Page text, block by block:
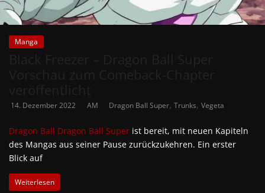
Manga
14. Dezember 2022 AM Dragon Ball Super, Trunks, Vegeta
Dragon Ball Dragon Ball Super ist bereit, mit neuen Kapiteln
des Mangas aus seiner Pause zurückzukehren. Ein erster
Blick auf
Weiterlesen